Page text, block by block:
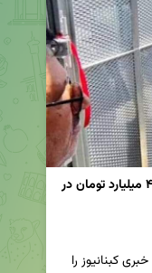
افتتاح پروژه‌های فیبرنوری و ارتباطی به ارزش ۴۲ میلیارد تومان در